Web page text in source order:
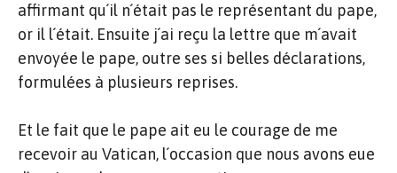
affirmant qu´il n´était pas le représentant du pape,
or il l´était. Ensuite j´ai reçu la lettre que m´avait
envoyée le pape, outre ses si belles déclarations,
formulées à plusieurs reprises.
Et le fait que le pape ait eu le courage de me
recevoir au Vatican, l´occasion que nous avons eue